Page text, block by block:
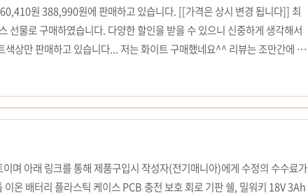
원 388,990원에 판매하고 있습니다. [[가격은 상시 변경 됩니다]] 최
선물로 구매하였습니다. 다양한 할인을 받을 수 있으니 신중하게 생각해서
상만 판매하고 있습니다... 저는 화이트 구매했네요^^ 리뷰는 조만간에 작
텐도][닌텐도 코리아 정품] 닌텐도 스위치 OLED 본체
며 아래 링크를 통해 제품구입시 작성자(전기매니아)에게 수정의 수수료가
온 배터리 플라스틱 케이스 PCB 충전 보호 회로 기판 쉘, 밀워키 18V 3Ah